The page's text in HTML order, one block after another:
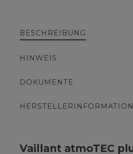
BESCHREIBUNG
HINWEIS
DOKUMENTE
Vaillant atmoTEC